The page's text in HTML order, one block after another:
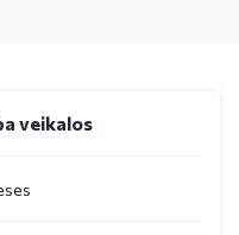
veikalos